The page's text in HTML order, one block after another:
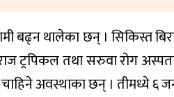
बढ्न थालेका छन् । सिकिस्त
तथा सरुवा रोग
अवस्थाका छन् । तीमध्ये ६